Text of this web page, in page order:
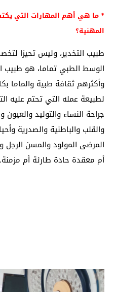
* ما هي أهم المهارات التي
المهنية؟
طبيب التخدير، وليس تحيزا
الوسط الطبي تماما، هو طبيب
وأكثرهم ثقافة طبية والماما
لطبيعة عمله التي تحتم عليه
جراحة النساء والتوليد
والقلب والباطنية والصدرية
المرضى المولود والمسن الرجل
أم معقدة حادة طارئة أم مزمنة.